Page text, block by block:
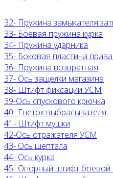
32- Пружина замыкателя
33- Боевая пружина курка
34- Пружина ударника
35- Боковая пластина
36- Пружина возвратная
37- Ось защелки магазина
38- Штифт фиксации УСМ
39-Ось спускового крючка
40- Гнеток выбрасывателя
41- Штифт мушки
42-Ось отражателя УСМ
43- Ось шептала
44- Ось курка
45- Опорный штифт боевой